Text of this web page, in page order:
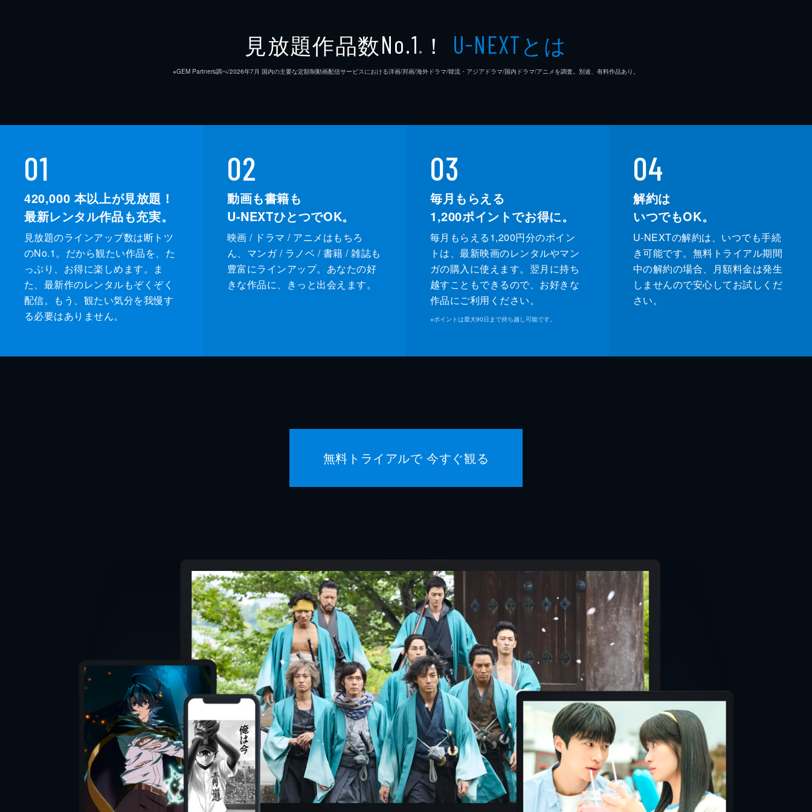
見放題作品数No.1 ※ ！ U-NEXTとは
※GEM Partners調べ/2026年7⽉ 国内の主要な定額制動画配信サービスにおける洋画/邦画/海外ドラマ/韓流・アジアドラマ/国内ドラマ/アニメを調査。別途、有料作品あり。
01
420,000 本以上が見放題！
最新レンタル作品も充実。
見放題のラインアップ数は断トツ
のNo.1。だから観たい作品を、た
っぷり、お得に楽しめます。ま
た、最新作のレンタルもぞくぞく
配信。もう、観たい気分を我慢す
る必要はありません。
02
動画も書籍も
U-NEXTひとつでOK。
映画 / ドラマ / アニメはもちろ
ん、マンガ / ラノベ / 書籍 / 雑誌も
豊富にラインアップ。あなたの好
きな作品に、きっと出会えます。
03
毎月もらえる
1,200ポイントでお得に。
毎月もらえる1,200円分のポイン
トは、最新映画のレンタルやマン
ガの購入に使えます。翌月に持ち
越すこともできるので、お好きな
作品にご利用ください。
※ポイントは最大90日まで持ち越し可能です。
04
解約は
いつでもOK。
U-NEXTの解約は、いつでも手続
き可能です。無料トライアル期間
中の解約の場合、月額料金は発生
しませんので安心してお試しくだ
さい。
無料トライアルで 今すぐ観る